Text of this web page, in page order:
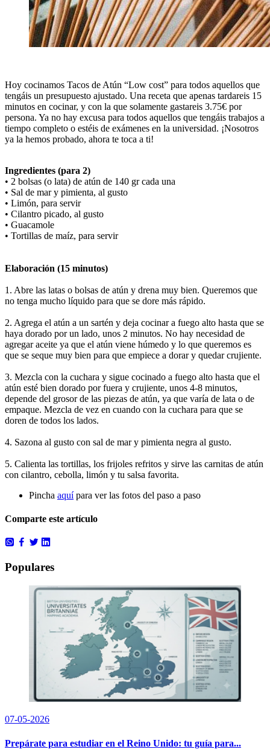
Hoy cocinamos Tacos de Atún “Low cost” para todos aquellos que
tengáis un presupuesto ajustado. Una receta que apenas tardareis 15
minutos en cocinar, y con la que solamente gastareis 3.75€ por
persona. Ya no hay excusa para todos aquellos que tengáis trabajos a
tiempo completo o estéis de exámenes en la universidad. ¡Nosotros
ya la hemos probado, ahora te toca a ti!
Ingredientes (para 2)
• 2 bolsas (o lata) de atún de 140 gr cada una
• Sal de mar y pimienta, al gusto
• Limón, para servir
• Cilantro picado, al gusto
• Guacamole
• Tortillas de maíz, para servir
Elaboración (15 minutos)
1. Abre las latas o bolsas de atún y drena muy bien. Queremos que
no tenga mucho líquido para que se dore más rápido.
2. Agrega el atún a un sartén y deja cocinar a fuego alto hasta que se
haya dorado por un lado, unos 2 minutos. No hay necesidad de
agregar aceite ya que el atún viene húmedo y lo que queremos es
que se seque muy bien para que empiece a dorar y quedar crujiente.
3. Mezcla con la cuchara y sigue cocinado a fuego alto hasta que el
atún esté bien dorado por fuera y crujiente, unos 4-8 minutos,
depende del grosor de las piezas de atún, ya que varía de lata o de
empaque. Mezcla de vez en cuando con la cuchara para que se
doren de todos los lados.
4. Sazona al gusto con sal de mar y pimienta negra al gusto.
5. Calienta las tortillas, los frijoles refritos y sirve las carnitas de atún
con cilantro, cebolla, limón y tu salsa favorita.
Pincha aquípara ver las fotos del paso a paso
Comparte este artículo
Populares
07-05-2026
Prepárate para estudiar en el Reino Unido: tu guía para...